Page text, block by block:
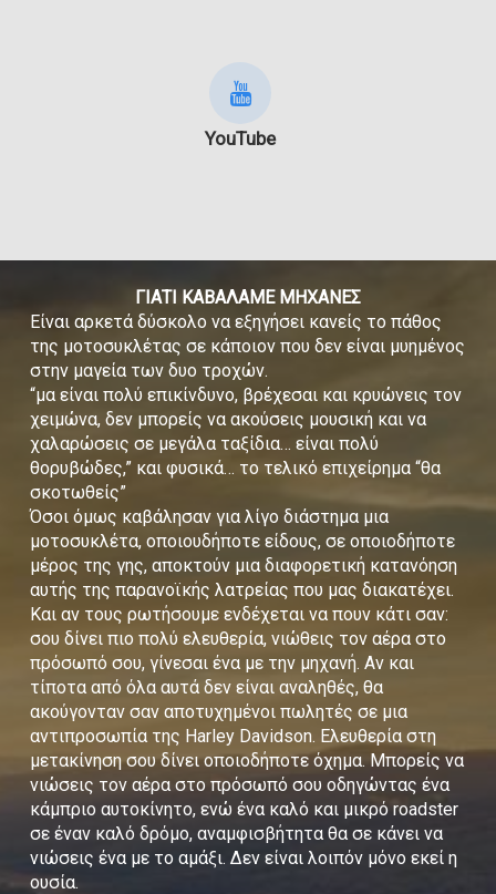
YouTube
ΓΙΑΤΙ ΚΑΒΑΛΑΜΕ ΜΗΧΑΝΕΣ
Είναι αρκετά δύσκολο να εξηγήσει κανείς το πάθος
της μοτοσυκλέτας σε κάποιον που δεν είναι μυημένος
στην μαγεία των δυο τροχών.
“μα είναι πολύ επικίνδυνο, βρέχεσαι και κρυώνεις τον
χειμώνα, δεν μπορείς να ακούσεις μουσική και να
χαλαρώσεις σε μεγάλα ταξίδια… είναι πολύ
θορυβώδες,” και φυσικά… το τελικό επιχείρημα “θα
σκοτωθείς”
Όσοι όμως καβάλησαν για λίγο διάστημα μια
μοτοσυκλέτα, οποιουδήποτε είδους, σε οποιοδήποτε
μέρος της γης, αποκτούν μια διαφορετική κατανόηση
αυτής της παρανοϊκής λατρείας που μας διακατέχει.
Και αν τους ρωτήσουμε ενδέχεται να πουν κάτι σαν:
σου δίνει πιο πολύ ελευθερία, νιώθεις τον αέρα στο
πρόσωπό σου, γίνεσαι ένα με την μηχανή. Αν και
τίποτα από όλα αυτά δεν είναι αναληθές, θα
ακούγονταν σαν αποτυχημένοι πωλητές σε μια
αντιπροσωπία της Harley Davidson. Ελευθερία στη
μετακίνηση σου δίνει οποιοδήποτε όχημα. Μπορείς να
νιώσεις τον αέρα στο πρόσωπό σου οδηγώντας ένα
κάμπριο αυτοκίνητο, ενώ ένα καλό και μικρό roadster
σε έναν καλό δρόμο, αναμφισβήτητα θα σε κάνει να
νιώσεις ένα με το αμάξι. Δεν είναι λοιπόν μόνο εκεί η
ουσία.